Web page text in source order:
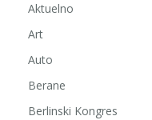
Aktuelno
Art
Auto
Berane
Berlinski Kongres